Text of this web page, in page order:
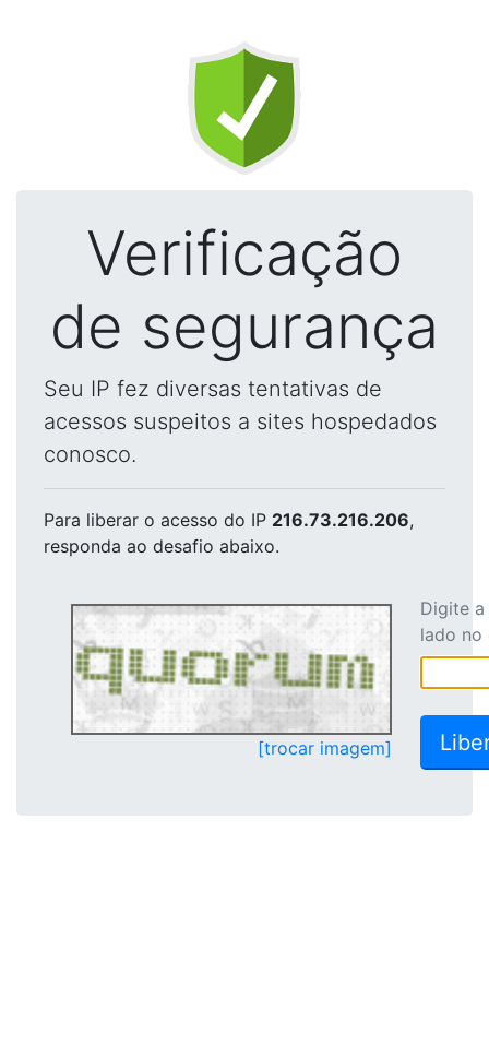
Verificação
de segurança
Seu IP fez diversas tentativas de
acessos suspeitos a sites hospedados
conosco.
Para liberar o acesso do IP 216.73.216.206,
responda ao desafio abaixo.
[trocar imagem]
Digite
lado no